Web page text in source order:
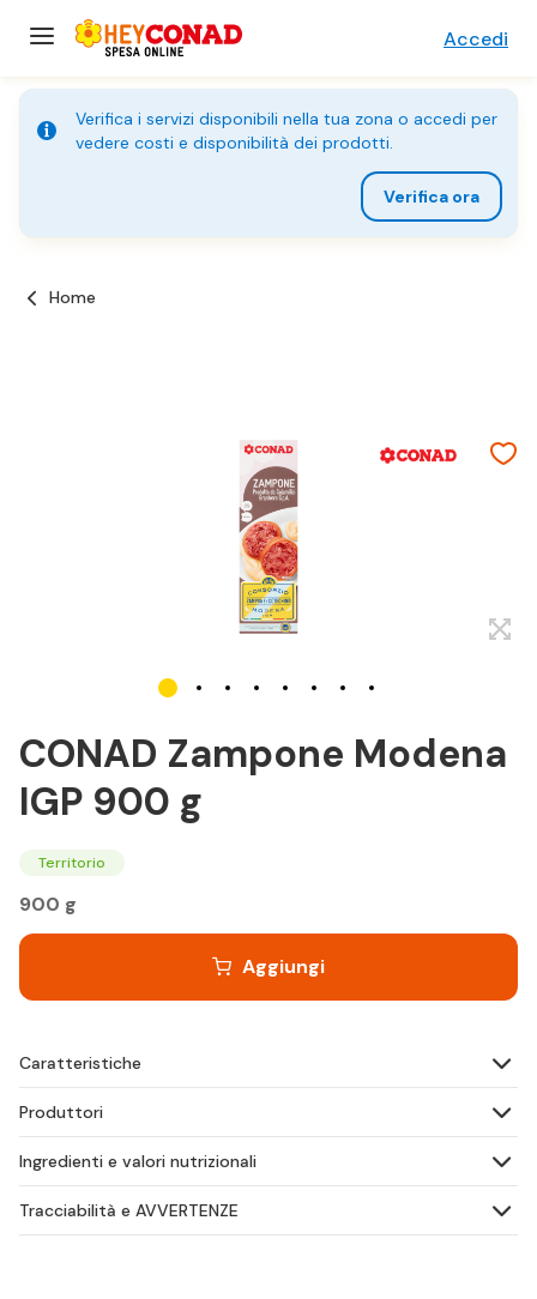
Accedi
Verifica i servizi disponibili nella tua zona o accedi per
vedere costi e disponibilità dei prodotti.
Verifica ora
Home
CONAD Zampone Modena
IGP 900 g
Territorio
900 g
Aggiungi
Caratteristiche
Produttori
Ingredienti e valori nutrizionali
Tracciabilità e AVVERTENZE